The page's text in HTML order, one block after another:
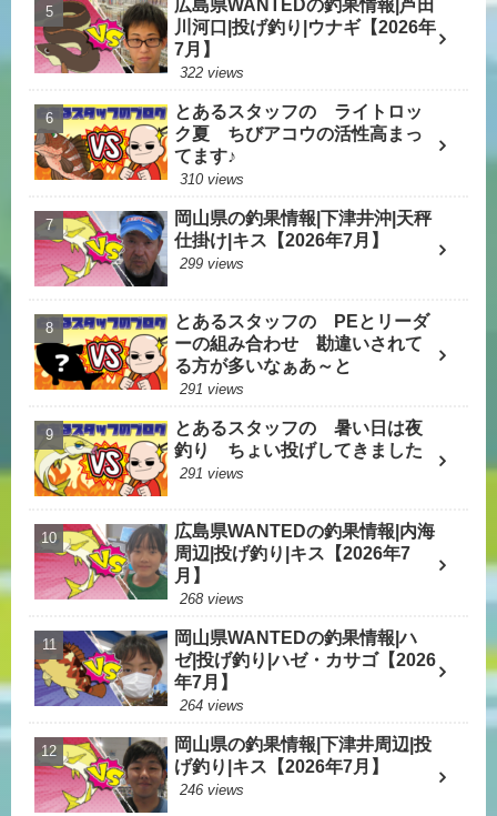
広島県WANTEDの釣果情報|芦田
川河口|投げ釣り|ウナギ【2026年
7月】
322 views
とあるスタッフの ライトロッ
ク夏 ちびアコウの活性高まっ
てます♪
310 views
岡山県の釣果情報|下津井沖|天秤
仕掛け|キス【2026年7月】
299 views
とあるスタッフの PEとリーダ
ーの組み合わせ 勘違いされて
る方が多いなぁあ～と
291 views
とあるスタッフの 暑い日は夜
釣り ちょい投げしてきました
291 views
広島県WANTEDの釣果情報|内海
周辺|投げ釣り|キス【2026年7
月】
268 views
岡山県WANTEDの釣果情報|ハ
ゼ|投げ釣り|ハゼ・カサゴ【2026
年7月】
264 views
岡山県の釣果情報|下津井周辺|投
げ釣り|キス【2026年7月】
246 views